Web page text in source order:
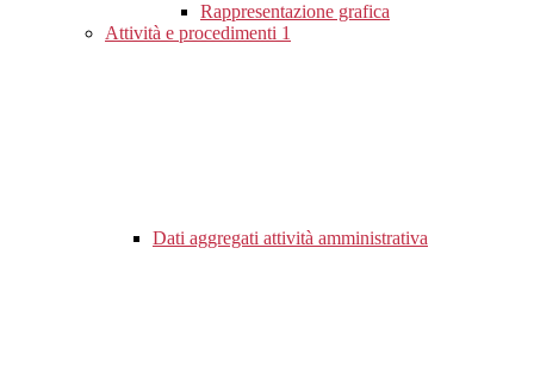
Rappresentazione grafica
Attività e procedimenti 1
Dati aggregati attività amministrativa